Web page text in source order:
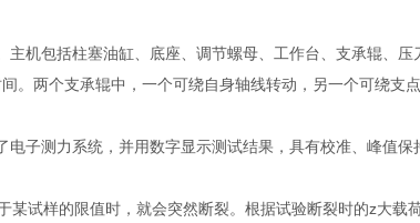
机包括柱塞油缸、底座、调节螺母、工作台、支承辊、压
。两个支承辊中，一个可绕自身轴线转动，另一个可绕支
子测力系统，并用数字显示测试结果，具有校准、峰值保
试样的限值时，就会突然断裂。根据试验断裂时的z大载